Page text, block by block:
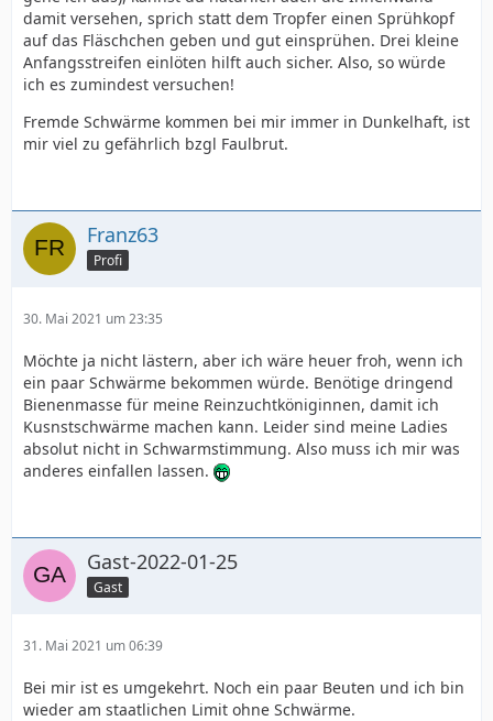
damit versehen, sprich statt dem Tropfer einen Sprühkopf
auf das Fläschchen geben und gut einsprühen. Drei kleine
Anfangsstreifen einlöten hilft auch sicher. Also, so würde
ich es zumindest versuchen!
Fremde Schwärme kommen bei mir immer in Dunkelhaft, ist
mir viel zu gefährlich bzgl Faulbrut.
Franz63
Profi
30. Mai 2021 um 23:35
Möchte ja nicht lästern, aber ich wäre heuer froh, wenn ich
ein paar Schwärme bekommen würde. Benötige dringend
Bienenmasse für meine Reinzuchtköniginnen, damit ich
Kusnstschwärme machen kann. Leider sind meine Ladies
absolut nicht in Schwarmstimmung. Also muss ich mir was
anderes einfallen lassen.
Gast-2022-01-25
Gast
31. Mai 2021 um 06:39
Bei mir ist es umgekehrt. Noch ein paar Beuten und ich bin
wieder am staatlichen Limit ohne Schwärme.